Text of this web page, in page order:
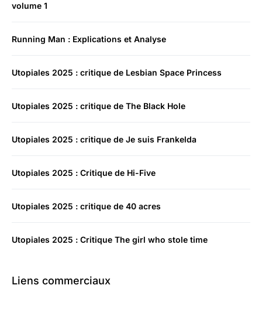
volume 1
Running Man : Explications et Analyse
Utopiales 2025 : critique de Lesbian Space Princess
Utopiales 2025 : critique de The Black Hole
Utopiales 2025 : critique de Je suis Frankelda
Utopiales 2025 : Critique de Hi-Five
Utopiales 2025 : critique de 40 acres
Utopiales 2025 : Critique The girl who stole time
Liens commerciaux